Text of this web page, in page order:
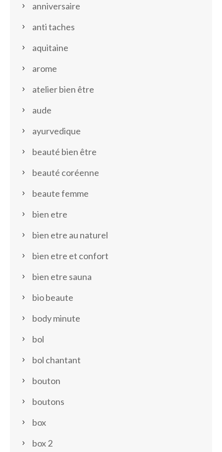
anniversaire
anti taches
aquitaine
arome
atelier bien être
aude
ayurvedique
beauté bien être
beauté coréenne
beaute femme
bien etre
bien etre au naturel
bien etre et confort
bien etre sauna
bio beaute
body minute
bol
bol chantant
bouton
boutons
box
box 2